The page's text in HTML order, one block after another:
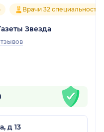
Врачи 32 специальностей
Звезда
д 13